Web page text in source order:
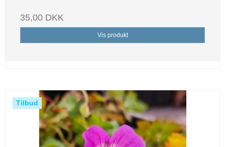
35,00 DKK
Vis produkt
Tilbud